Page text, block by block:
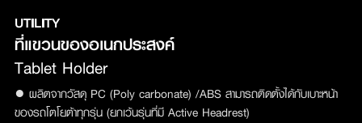
UTILITY
ที่แขวนของอเนกประสงค์
Tablet Holder
● ผลิตจากวัสดุ PC (Poly carbonate) /ABS สามารถติดตั้งได้กับเบาะหน้า
ของรถโตโยต้าทุกรุ่น (ยกเว้นรุ่นที่มี Active Headrest)